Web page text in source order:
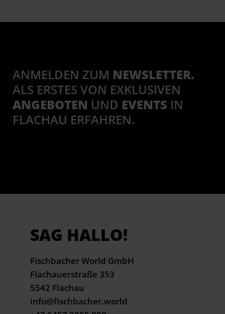
ANMELDEN ZUM NEWSLETTER.
ALS ERSTES VON EXKLUSIVEN
ANGEBOTEN UND EVENTS IN
FLACHAU ERFAHREN.
SAG HALLO!
Fischbacher World GmbH
Flachauerstraße 353
5542 Flachau
info@fischbacher.world